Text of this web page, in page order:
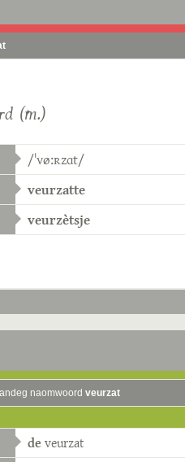
(m.)
/ˈvøːʀzɑt/
veurzatte
veurzètsje
naomwoord veurzat
de veurzat